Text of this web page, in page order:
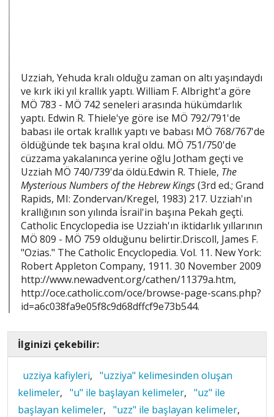
Uzziah, Yehuda kralı olduğu zaman on altı yaşındaydı
ve kırk iki yıl krallık yaptı. William F. Albright'a göre
MÖ 783 - MÖ 742 seneleri arasında hükümdarlık
yaptı. Edwin R. Thiele'ye göre ise MÖ 792/791'de
babası ile ortak krallık yaptı ve babası MÖ 768/767'de
öldüğünde tek başına kral oldu. MÖ 751/750'de
cüzzama yakalanınca yerine oğlu Jotham geçti ve
Uzziah MÖ 740/739'da öldü.Edwin R. Thiele, The
Mysterious Numbers of the Hebrew Kings(3rd ed.; Grand
Rapids, MI: Zondervan/Kregel, 1983) 217. Uzziah'ın
krallığının son yılında İsrail'in başına Pekah geçti.
Catholic Encyclopedia ise Uzziah'ın iktidarlık yıllarının
MÖ 809 - MÖ 759 olduğunu belirtir.Driscoll, James F.
"Ozias." The Catholic Encyclopedia. Vol. 11. New York:
Robert Appleton Company, 1911. 30 November 2009
http://www.newadvent.org/cathen/11379a.htm,
http://oce.catholic.com/oce/browse-page-scans.php?
id=a6c038fa9e05f8c9d68dffcf9e73b544.
İlginizi çekebilir:
uzziya kafiyleri, "uzziya" kelimesinden oluşan
kelimeler, "u" ile başlayan kelimeler, "uz" ile
başlayan kelimeler, "uzz" ile başlayan kelimeler,